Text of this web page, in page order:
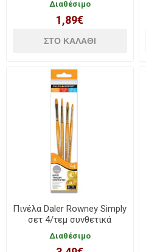
Διαθέσιμο
1,89€
Πινέλα Daler Rowney Simply
σετ 4/τεμ συνθετικά
216920403
Διαθέσιμο